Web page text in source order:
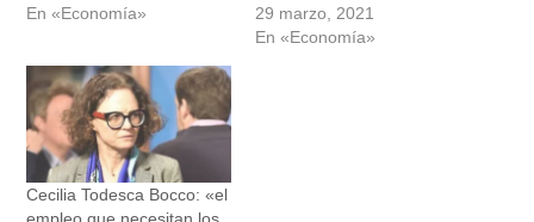
En «Economía»
29 marzo, 2021
En «Economía»
Cecilia Todesca Bocco: «el
empleo que necesitan los